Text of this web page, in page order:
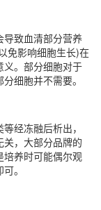
致血清部分营养
免影响细胞生长)在
义。部分细胞对于
细胞并不需要。
经冻融后析出，
，大部分品牌的
培养时可能偶尔观
。